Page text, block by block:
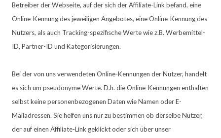
Betreiber der Webseite, auf der sich der Affiliate-Link befand, eine
Online-Kennung des jeweiligen Angebotes, eine Online-Kennung des
Nutzers, als auch Tracking-spezifische Werte wie z.B. Werbemittel-
ID, Partner-ID und Kategorisierungen.
Bei der von uns verwendeten Online-Kennungen der Nutzer, handelt
es sich um pseudonyme Werte. D.h. die Online-Kennungen enthalten
selbst keine personenbezogenen Daten wie Namen oder E-
Mailadressen. Sie helfen uns nur zu bestimmen ob derselbe Nutzer,
der auf einen Affiliate-Link geklickt oder sich über unser